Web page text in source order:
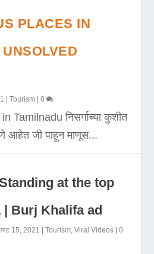
PLACES IN
|Tourism |0
Tamilnadu निसर्गाच्या कुशीत
आहेत जी पाहून माणूस...
at the top
Burj Khalifa ad
15, 2021 |Tourism ,Viral Videos |0